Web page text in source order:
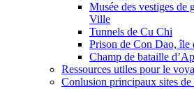
Musée des vestiges
Ville
Tunnels de Cu Chi
Prison de Con Dao, île
Champ de bataille
Ressources utiles pour le
Conlusion principaux sites